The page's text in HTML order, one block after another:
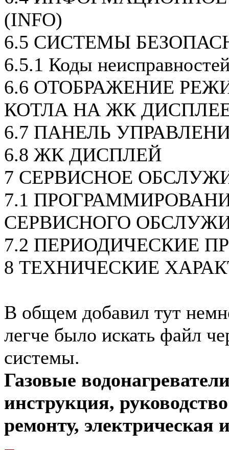
(INFO)
6.5 СИСТЕМЫ
6.5.1 Коды
6.6 ОТОБРАЖЕНИЕ
КОТЛА НА ЖК
6.7 ПАНЕЛЬ
6.8 ЖК ДИСПЛЕЙ
7 СЕРВИСНОЕ
7.1
СЕРВИСНОГО
7.2 ПЕРИОДИЧЕСКИЕ
8 ТЕХНИЧЕСКИЕ
В общем добавил тут
легче было искать файл
системы.
Газовые
инструкция,
ремонту, электрическая